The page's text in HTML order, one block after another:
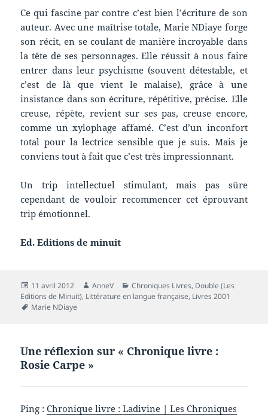
Ce qui fascine par contre c’est bien l’écriture de son
auteur. Avec une maîtrise totale, Marie NDiaye forge
son récit, en se coulant de manière incroyable dans
la tête de ses personnages. Elle réussit à nous faire
entrer dans leur psychisme (souvent détestable, et
c’est de là que vient le malaise), grâce à une
insistance dans son écriture, répétitive, précise. Elle
creuse, répète, revient sur ses pas, creuse encore,
comme un xylophage affamé. C’est d’un inconfort
total pour la lectrice sensible que je suis. Mais je
conviens tout à fait que c’est très impressionnant.
Un trip intellectuel stimulant, mais pas sûre
cependant de vouloir recommencer cet éprouvant
trip émotionnel.
Ed. Editions de minuit
Publié
le
11 avril 2012 Auteur
AnneV Catégories
Chroniques Livres, Double (Les
Editions de Minuit), Littérature en langue française, Livres 2001
Mots-
Marie NDiaye
Une réflexion sur « Chronique livre :
Rosie Carpe »
Ping :Chronique livre : Ladivine | Les Chroniques